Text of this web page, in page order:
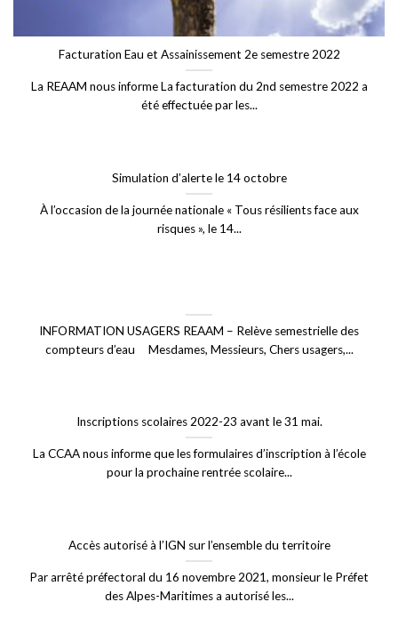
Facturation Eau et Assainissement 2e semestre 2022
La REAAM nous informe La facturation du 2nd semestre 2022 a
été effectuée par les...
Simulation d’alerte le 14 octobre
À l’occasion de la journée nationale « Tous résilients face aux
risques », le 14...
INFORMATION USAGERS REAAM – Relève semestrielle des
compteurs d’eau Mesdames, Messieurs, Chers usagers,...
Inscriptions scolaires 2022-23 avant le 31 mai.
La CCAA nous informe que les formulaires d’inscription à l’école
pour la prochaine rentrée scolaire...
Accès autorisé à l’IGN sur l’ensemble du territoire
Par arrêté préfectoral du 16 novembre 2021, monsieur le Préfet
des Alpes-Maritimes a autorisé les...